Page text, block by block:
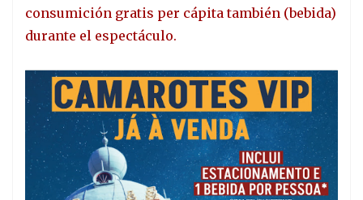
consumición gratis per cápita también (bebida)
durante el espectáculo.